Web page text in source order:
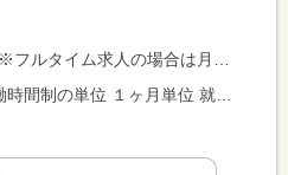
換算額）、パート求人の場合は時間額を表示しています。
変形労働時間制 変形労働時間制の単位 １ヶ月単位 就業時間１ 8時30分〜17時30分 就業時間２ 8時45分〜17時45分 就業時間３ 9時00分〜18時00分 就業時間に関する特記事項 １カ月単位の変形労働時間制によるシフト制 <BR> （１）８：３０〜１７：３０（２）８：４５〜１７：４５ <BR> （３）９：００〜１８：００ （４）１０：００〜１９：００